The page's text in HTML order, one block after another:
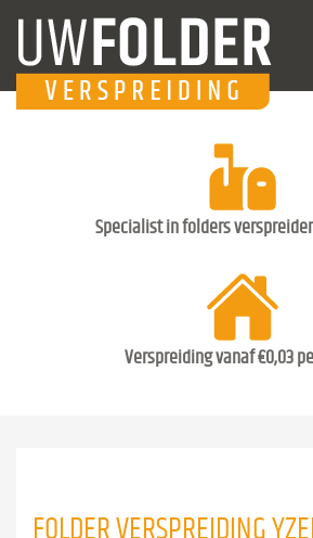
Specialist in folders
Verspreiding vanaf €0,03
FOLDER VERSPREIDING